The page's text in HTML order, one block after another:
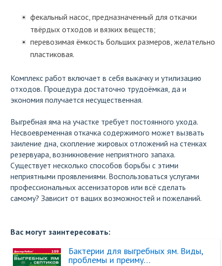
фекальный насос, предназначенный для откачки
твёрдых отходов и вязких веществ;
перевозимая ёмкость больших размеров, желательно
пластиковая.
Комплекс работ включает в себя выкачку и утилизацию
отходов. Процедура достаточно трудоёмкая, да и
экономия получается несущественная.
Выгребная яма на участке требует постоянного ухода.
Несвоевременная откачка содержимого может вызвать
заиление дна, скопление жировых отложений на стенках
резервуара, возникновение неприятного запаха.
Существует несколько способов борьбы с этими
неприятными проявлениями. Воспользоваться услугами
профессиональных ассенизаторов или всё сделать
самому? Зависит от ваших возможностей и пожеланий.
Вас могут заинтересовать:
Бактерии для выгребных ям. Виды,
проблемы и преиму…